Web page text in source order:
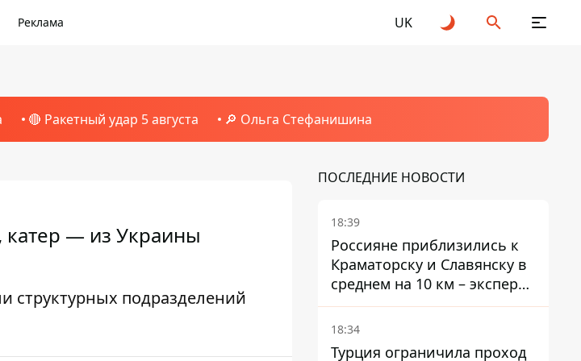
Реклама UK
🔴 Ракетный удар 5 августа 🔎 Ольга Стефанишина
катер — из Украины
структурных подразделений
ПОСЛЕДНИЕ НОВОСТИ
18:39
Россияне приблизились к
Краматорску и Славянску в
среднем на 10 км – эксперт
предупредил об усилении
наступления
18:34
Турция ограничила проход